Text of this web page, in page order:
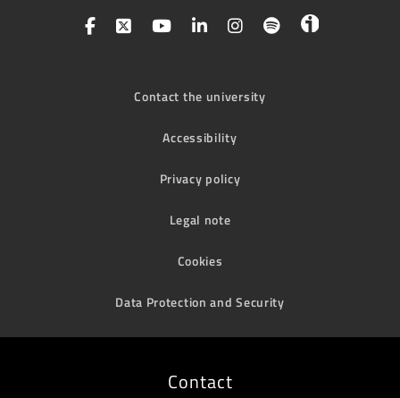
Contact the university
Accessibility
Privacy policy
Legal note
Cookies
Data Protection and Security
Contact